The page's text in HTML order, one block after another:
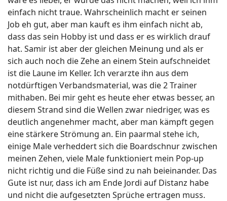
einfach nicht traue. Wahrscheinlich macht er seinen
Job eh gut, aber man kauft es ihm einfach nicht ab,
dass das sein Hobby ist und dass er es wirklich drauf
hat. Samir ist aber der gleichen Meinung und als er
sich auch noch die Zehe an einem Stein aufschneidet
ist die Laune im Keller. Ich verarzte ihn aus dem
notdürftigen Verbandsmaterial, was die 2 Trainer
mithaben. Bei mir geht es heute eher etwas besser, an
diesem Strand sind die Wellen zwar niedriger, was es
deutlich angenehmer macht, aber man kämpft gegen
eine stärkere Strömung an. Ein paarmal stehe ich,
einige Male verheddert sich die Boardschnur zwischen
meinen Zehen, viele Male funktioniert mein Pop-up
nicht richtig und die Füße sind zu nah beieinander. Das
Gute ist nur, dass ich am Ende Jordi auf Distanz habe
und nicht die aufgesetzten Sprüche ertragen muss.